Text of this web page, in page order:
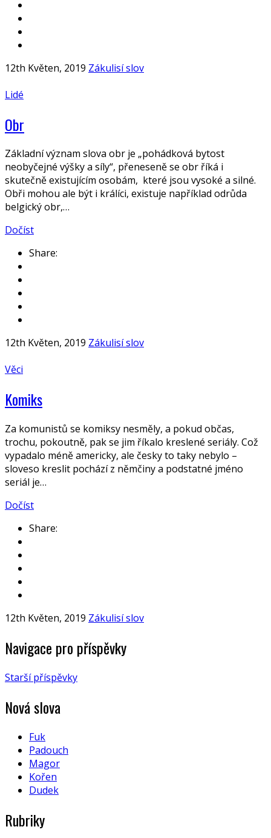
12th Květen, 2019 Zákulisí slov
Lidé
Obr
Základní význam slova obr je „pohádková bytost
neobyčejné výšky a síly“, přeneseně se obr říká i
skutečně existujícím osobám, které jsou vysoké a silné.
Obři mohou ale být i králíci, existuje například odrůda
belgický obr,…
Dočíst
Share:
12th Květen, 2019 Zákulisí slov
Věci
Komiks
Za komunistů se komiksy nesměly, a pokud občas,
trochu, pokoutně, pak se jim říkalo kreslené seriály. Což
vypadalo méně americky, ale česky to taky nebylo –
sloveso kreslit pochází z němčiny a podstatné jméno
seriál je…
Dočíst
Share:
12th Květen, 2019 Zákulisí slov
Navigace pro příspěvky
Starší příspěvky
Nová slova
Fuk
Padouch
Magor
Kořen
Dudek
Rubriky